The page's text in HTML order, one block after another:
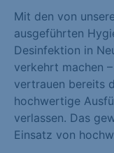
Mit den von
ausgeführten
Desinfektion in
verkehrt machen
vertrauen bereits
hochwertige
verlassen. Das
Einsatz von